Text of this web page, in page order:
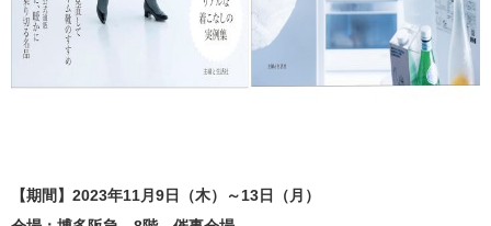
【期間】2023年11月9日（木）～13日（月）